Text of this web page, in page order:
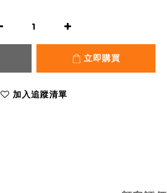
立即購買
加入追蹤清單